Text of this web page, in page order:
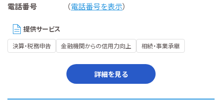
電話番号
（電話番号を表示）
提供サービス
決算・税務申告 金融機関からの信用力向上 相続・事業承継
詳細を見る